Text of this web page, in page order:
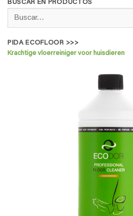
BUSCAR EN PRODUCTOS
por:
PIDA ECOFLOOR >>>
Krachtige vloerreiniger voor huisdieren